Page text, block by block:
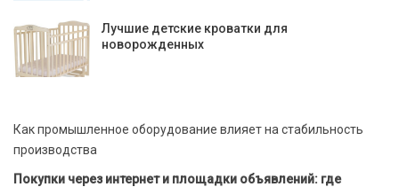
Лучшие детские кроватки для
новорожденных
Как промышленное оборудование влияет на стабильность
производства
Покупки через интернет и площадки объявлений: где